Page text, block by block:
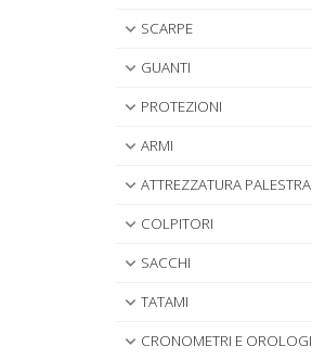
SCARPE
GUANTI
PROTEZIONI
ARMI
ATTREZZATURA PALESTRA
COLPITORI
SACCHI
TATAMI
CRONOMETRI E OROLOGI